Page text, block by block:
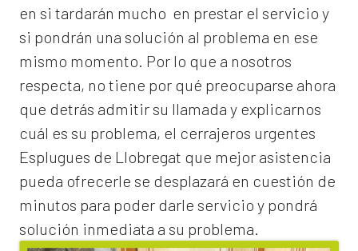
en si tardarán mucho en prestar el servicio y
si pondrán una solución al problema en ese
mismo momento. Por lo que a nosotros
respecta, no tiene por qué preocuparse ahora
que detrás admitir su llamada y explicarnos
cuál es su problema, el cerrajeros urgentes
Esplugues de Llobregat que mejor asistencia
pueda ofrecerle se desplazará en cuestión de
minutos para poder darle servicio y pondrá
solución inmediata a su problema.